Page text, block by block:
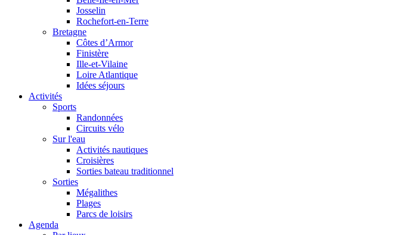
Josselin
Rochefort-en-Terre
Bretagne
Côtes d’Armor
Finistère
Ille-et-Vilaine
Loire Atlantique
Idées séjours
Activités
Sports
Randonnées
Circuits vélo
Sur l'eau
Activités nautiques
Croisières
Sorties bateau traditionnel
Sorties
Mégalithes
Plages
Parcs de loisirs
Agenda